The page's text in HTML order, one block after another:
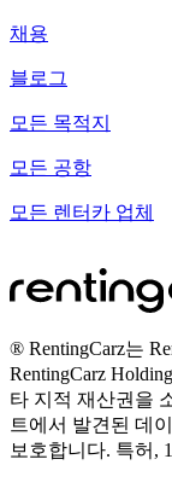
채용
블로그
모든 목적지
모든 공항
모든 렌터카 업체
® RentingCarz는
RentingCarz
타 지적 재산권을
트에서 발견된 데
보호합니다. 특허,